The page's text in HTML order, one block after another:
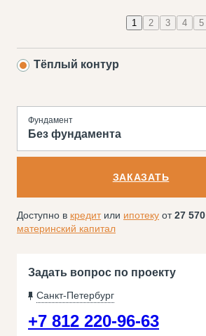
1 2 3 4 5
Тёплый контур
Фундамент
Без фундамента
ЗАКАЗАТЬ
Доступно в кредитили ипотеку от27 570
материнский капитал
Задать вопрос по проекту
Санкт-Петербург
+7 812 220-96-63